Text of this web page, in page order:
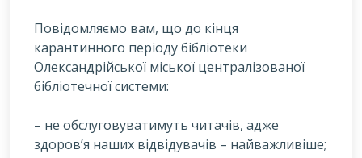
Повідомляємо вам, що до кінця
карантинного періоду бібліотеки
Олександрійської міської централізованої
бібліотечної системи:
– не обслуговуватимуть читачів, адже
здоров’я наших відвідувачів – найважливіше;